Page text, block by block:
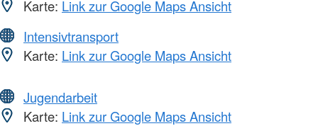
Karte: Link zur Google Maps Ansicht
Intensivtransport
Karte: Link zur Google Maps Ansicht
Jugendarbeit
Karte: Link zur Google Maps Ansicht